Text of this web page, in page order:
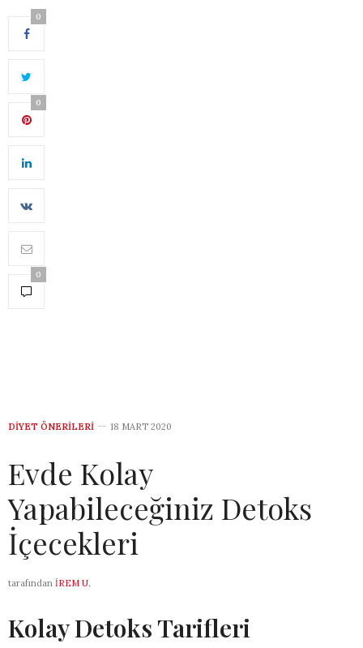
0
0
0
DIYET ÖNERILERI 18 MART 2020
Evde Kolay
Yapabileceğiniz Detoks
İçecekleri
tarafından İREM U.
Kolay Detoks Tarifleri